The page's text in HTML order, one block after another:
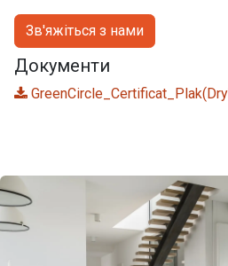
Зв'яжіться з нами
Документи